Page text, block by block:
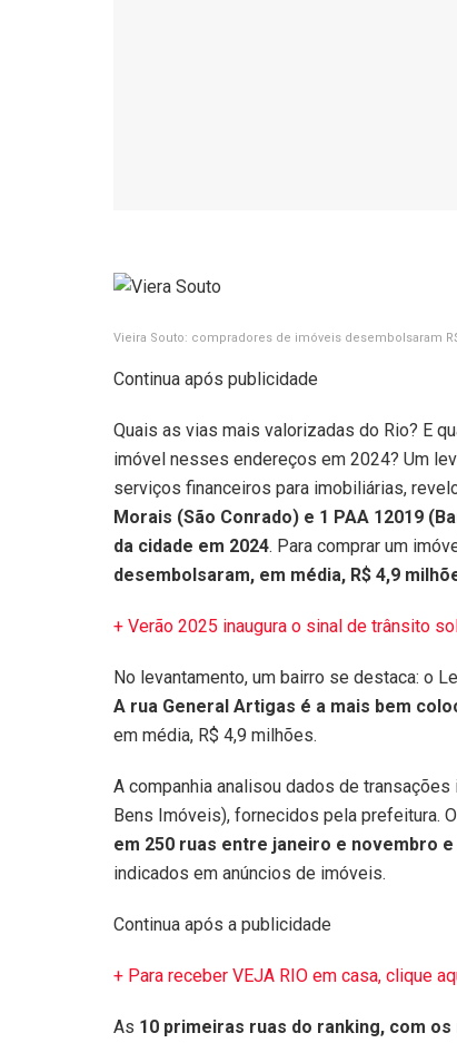
Vieira Souto: compradores de imóveis desembolsaram
Continua após publicidade
Quais as vias mais valorizadas do Rio? E
imóvel nesses endereços em 2024? Um
serviços financeiros para imobiliárias,
Morais (São Conrado) e 1 PAA 12019
da cidade em 2024. Para comprar um
desembolsaram, em média, R$ 4,9
+ Verão 2025 inaugura o sinal de trânsito
No levantamento, um bairro se destaca: o
A rua General Artigas é a mais bem
em média, R$ 4,9 milhões.
A companhia analisou dados de
Bens Imóveis), fornecidos pela prefeitura.
em 250 ruas entre janeiro e novembro
indicados em anúncios de imóveis.
Continua após a publicidade
+ Para receber VEJA RIO em casa, clique
As 10 primeiras ruas do ranking, com